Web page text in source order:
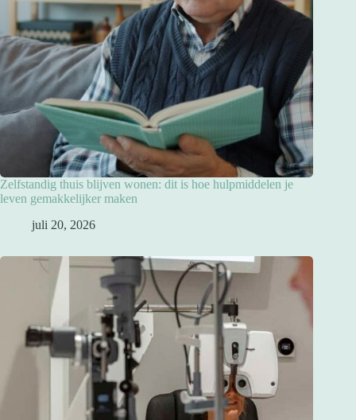
Zelfstandig thuis blijven wonen: dit is hoe hulpmiddelen je
leven gemakkelijker maken
juli 20, 2026